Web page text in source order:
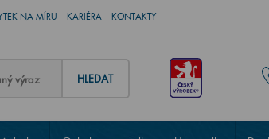
NA MÍRU KARIÉRA KONTAKTY
HLEDAT